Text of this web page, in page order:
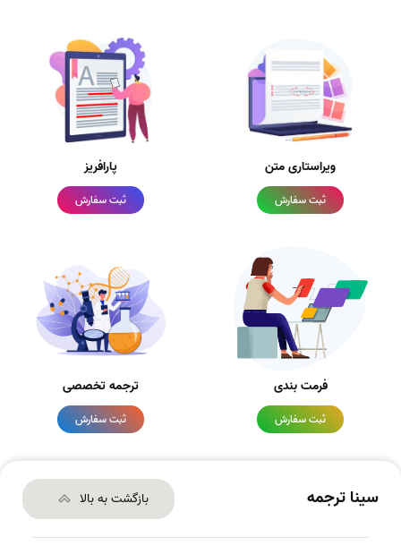
ویراستاری متن
ثبت سفارش
پارافریز
ثبت سفارش
فرمت بندی
ثبت سفارش
ترجمه تخصصی
ثبت سفارش
سینا ترجمه بازگشت به بالا